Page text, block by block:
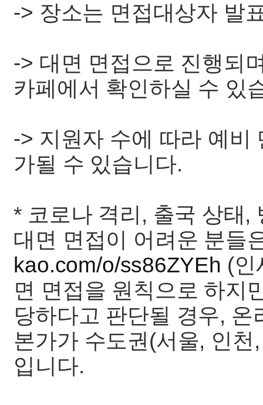
-> 장소는 면접대상자 발
-> 대면 면접으로 진행되
카페에서 확인하실 수 있
-> 지원자 수에 따라 예비
가될 수 있습니다.
* 코로나 격리, 출국 상태,
대면 면접이 어려운 분들
kao.com/o/ss86ZYEh (인
면 면접을 원칙으로 하지
당하다고 판단될 경우,
본가가 수도권(서울, 인
입니다.